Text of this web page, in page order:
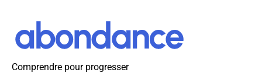
Comprendre pour progresser